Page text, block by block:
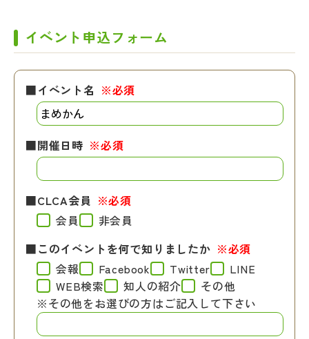
イベント申込フォーム
■イベント名 ※必須
■開催日時 ※必須
■CLCA会員 ※必須
会員
非会員
■このイベントを何で知りましたか ※必須
会報
Facebook Twitter
LINE
WEB検索
知人の紹介
その他
※その他をお選びの方はご記入して下さい